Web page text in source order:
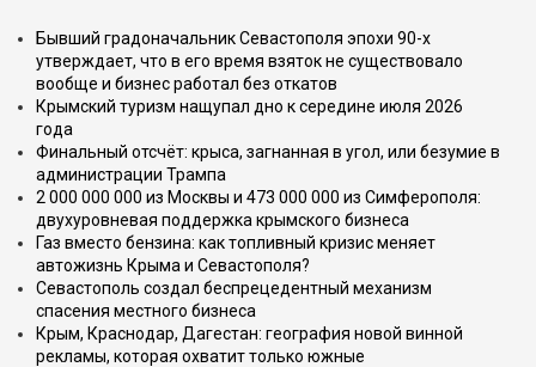
Бывший градоначальник Севастополя эпохи 90-х
утверждает, что в его время взяток не существовало
вообще и бизнес работал без откатов
Крымский туризм нащупал дно к середине июля 2026
года
Финальный отсчёт: крыса, загнанная в угол, или безумие в
администрации Трампа
2 000 000 000 из Москвы и 473 000 000 из Симферополя:
двухуровневая поддержка крымского бизнеса
Газ вместо бензина: как топливный кризис меняет
автожизнь Крыма и Севастополя?
Севастополь создал беспрецедентный механизм
спасения местного бизнеса
Крым, Краснодар, Дагестан: география новой винной
рекламы, которая охватит только южные